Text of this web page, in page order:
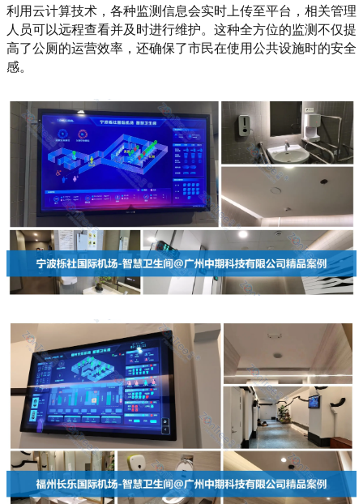
利用云计算技术，各种监测信息会实时上传至平台，相关管理
人员可以远程查看并及时进行维护。这种全方位的监测不仅提
高了公厕的运营效率，还确保了市民在使用公共设施时的安全
感。